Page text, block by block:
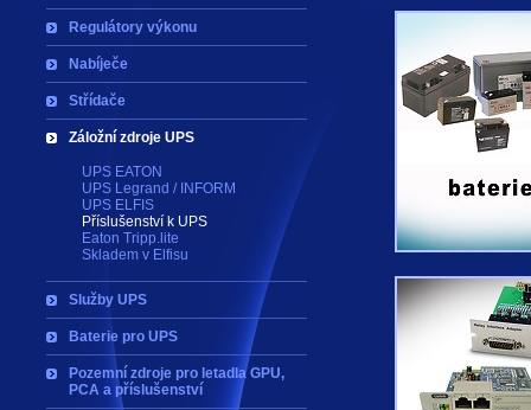
Regulátory výkonu
Nabíječe
Střídače
Záložní zdroje UPS
UPS EATON
UPS Legrand / INFORM
UPS ELFIS
Příslušenství k UPS
Eaton Tripp.lite
Skladem v Elfisu
Služby UPS
Baterie pro UPS
Pozemní zdroje pro letadla GPU,
PCA a příslušenství